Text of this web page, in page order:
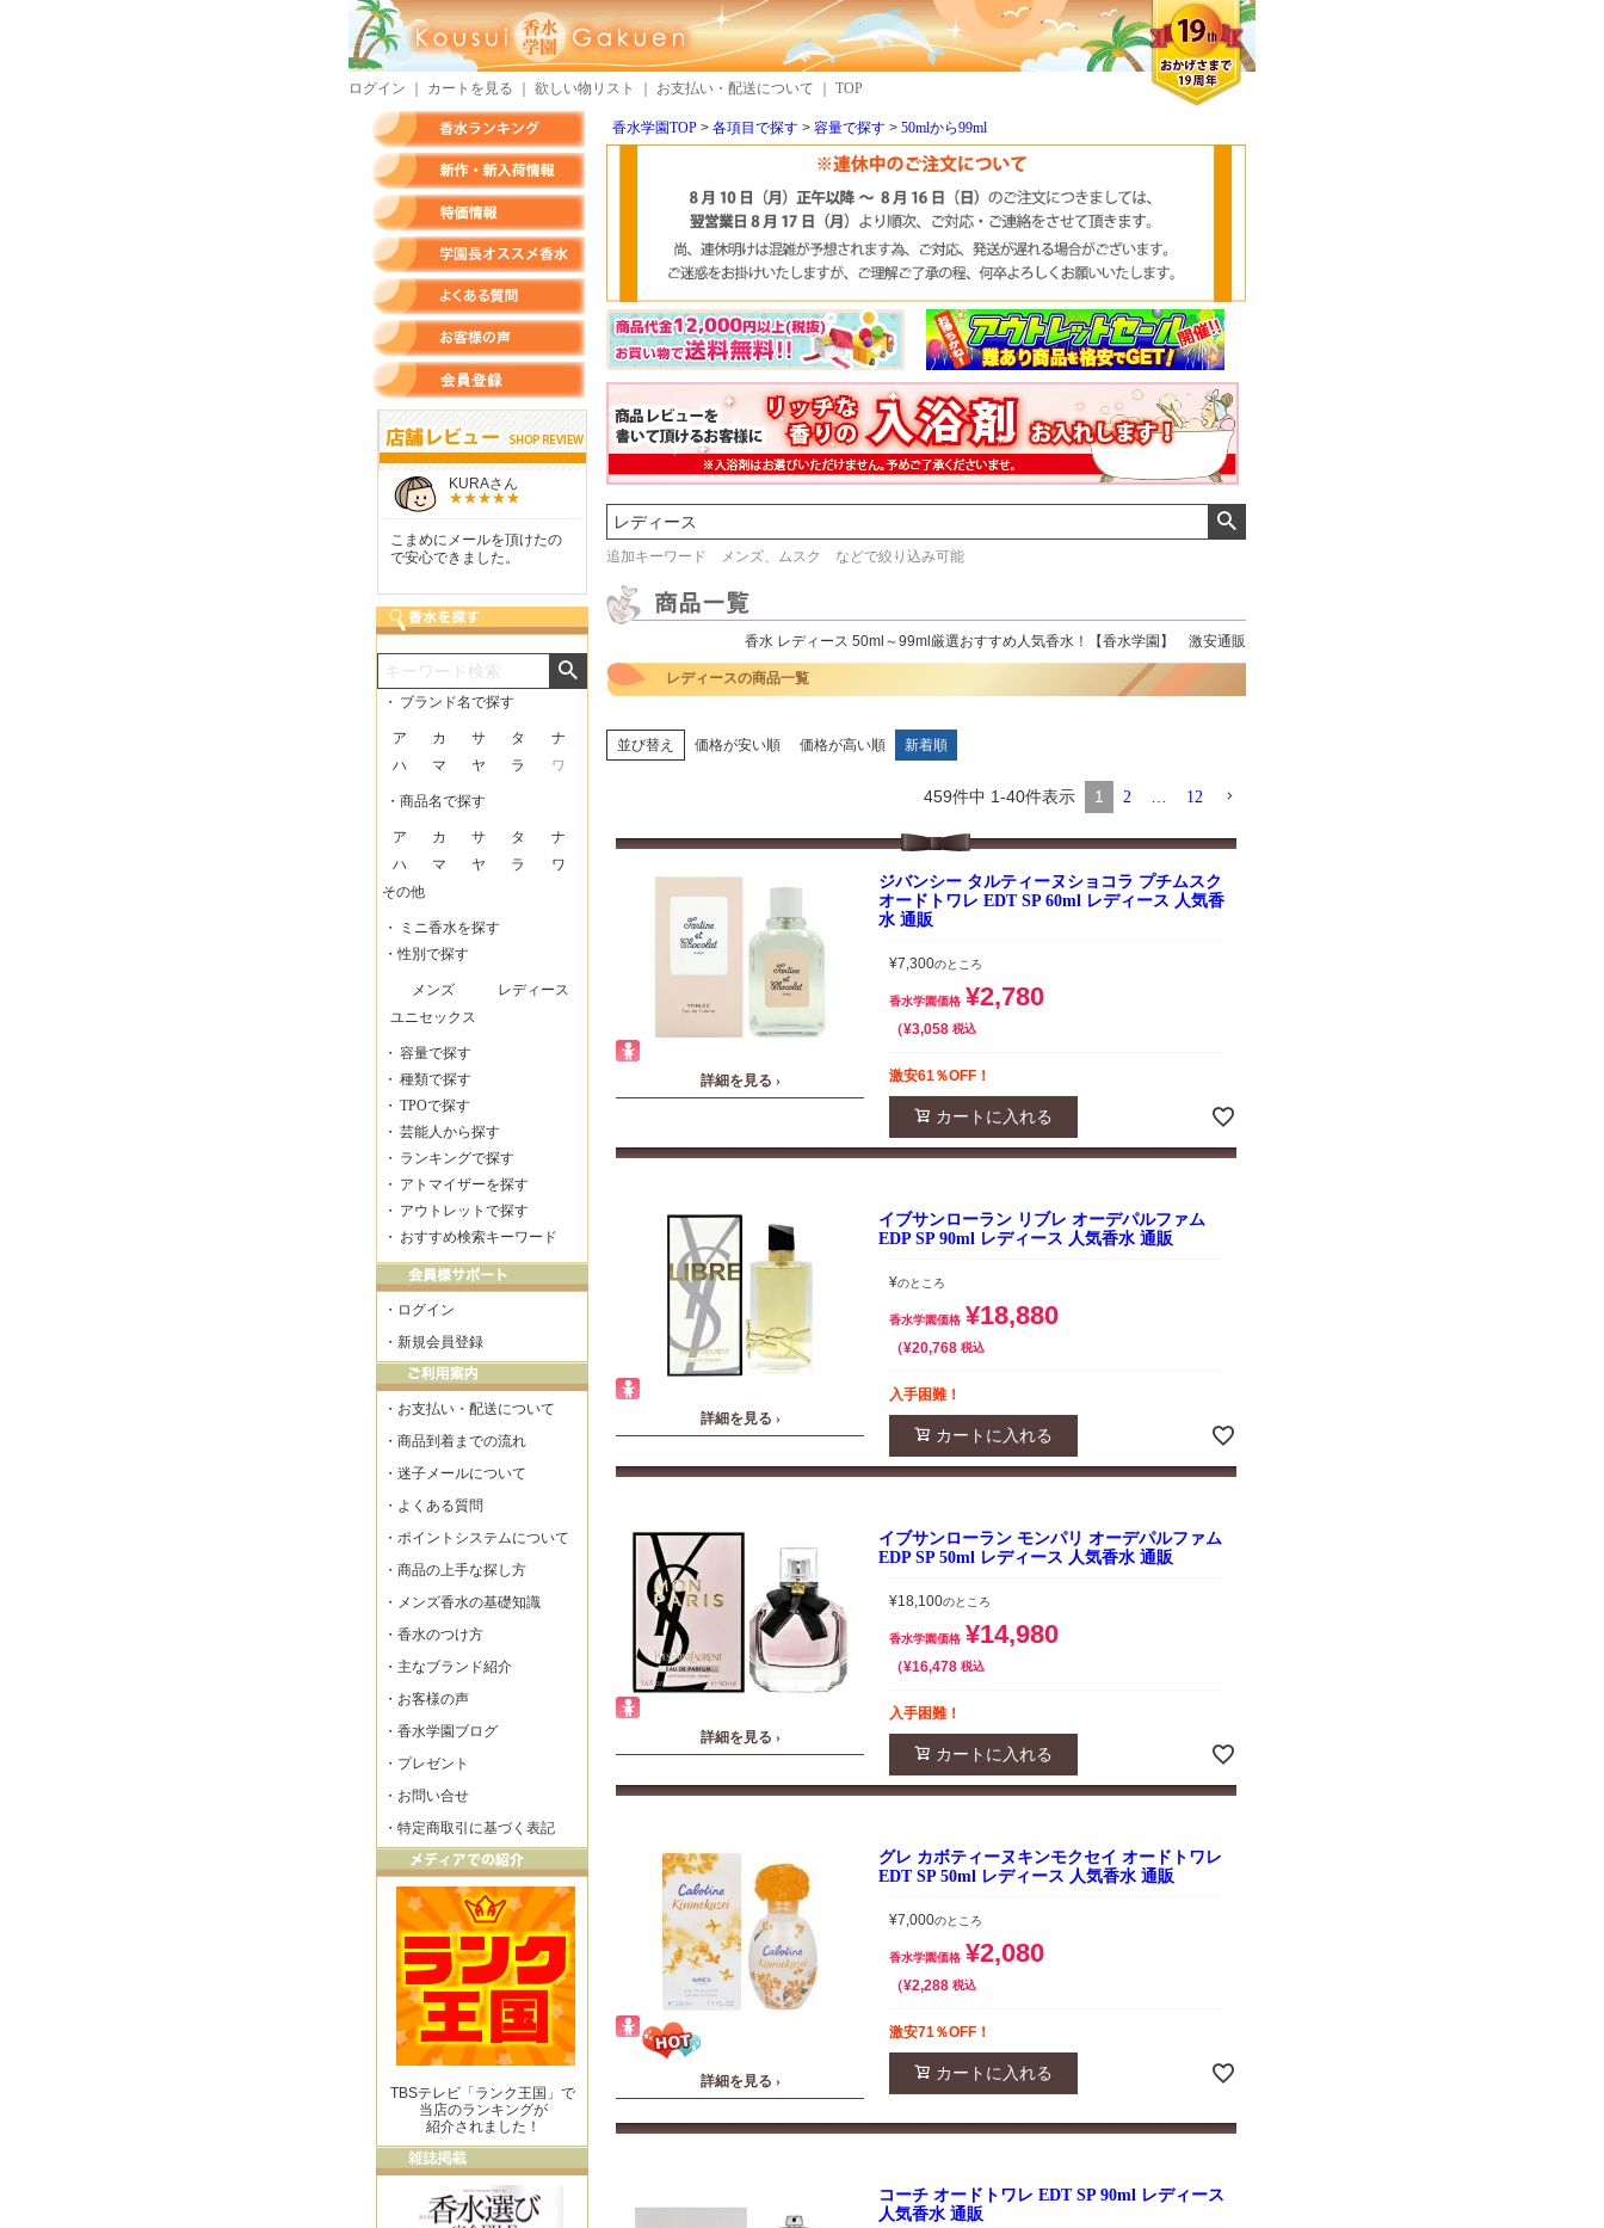
ログイン カートを見る 欲しい物リスト お支払い・配送について TOP
香水学園TOP 各項目で探す 容量で探す 50mlから99ml
検索
追加キーワード メンズ、ムスク などで絞り込み可能
香水 レディース 50ml～99ml厳選おすすめ人気香水！【香水学園】 激安通販
レディースの商品一覧
並び替え 価格が安い順 価格が高い順 新着順
459件中 1-40件表示 1 2 12
詳細を見る ›
ジバンシー タルティーヌショコラ プチムスク
オードトワレ EDT SP 60ml レディース 人気香
水 通販
¥7,300のところ
香水学園価格 ¥2,780
¥3,058 税込
激安61％OFF！
カートに入れる
詳細を見る ›
イブサンローラン リブレ オーデパルファム
EDP SP 90ml レディース 人気香水 通販
¥のところ
香水学園価格 ¥18,880
¥20,768 税込
入手困難！
カートに入れる
詳細を見る ›
イブサンローラン モンパリ オーデパルファム
EDP SP 50ml レディース 人気香水 通販
¥18,100のところ
香水学園価格 ¥14,980
¥16,478 税込
入手困難！
カートに入れる
詳細を見る ›
グレ カボティーヌキンモクセイ オードトワレ
EDT SP 50ml レディース 人気香水 通販
¥7,000のところ
香水学園価格 ¥2,080
¥2,288 税込
激安71％OFF！
カートに入れる
コーチ オードトワレ EDT SP 90ml レディース
人気香水 通販
KURAさん
こまめにメールを頂けたの
で安心できました。
しらすさん
商品が早く届いたのでよか
ったです。また利用させて
MMさん
好きな香水を、いろいろ少
量試せるところが魅力でし
クロエさん
気持ちよくお取引が出来ま
おまけありがとうございま
・ ブランド名で探す
ア カ サ タ
ナ
ハ
マ ヤ ラ ワ
・商品名で探す
ア カ サ タ
ナ
ハ
マ ヤ ラ
ワ
その他
・
ミニ香水を探す
・性別で探す
メンズ
レディース
ユニセックス
・ 容量で探す
・ 種類で探す
・ TPOで探す
・ 芸能人から探す
・ ランキングで探す
・ アトマイザーを探す
・ アウトレットで探す
・ おすすめ検索キーワード
・ ログイン
・ 新規会員登録
・ お支払い・配送について
・ 商品到着までの流れ
・ 迷子メールについて
・ よくある質問
・ ポイントシステムについて
・ 商品の上手な探し方
・ メンズ香水の基礎知識
・ 香水のつけ方
・ 主なブランド紹介
・ お客様の声
・ 香水学園ブログ
・ プレゼント
・ お問い合せ
・ 特定商取引に基づく表記
TBSテレビ「ランク王国」で
当店のランキングが
紹介されました！